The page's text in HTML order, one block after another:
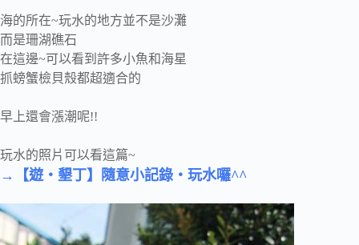
海的所在~玩水的地方並不是沙灘
而是珊湖礁石
在這邊~可以看到許多小魚和海星
抓螃蟹檢貝殼都超適合的
早上還會漲潮呢!!
玩水的照片可以看這篇~
→【遊‧墾丁】隨意小記錄‧玩水囉^^